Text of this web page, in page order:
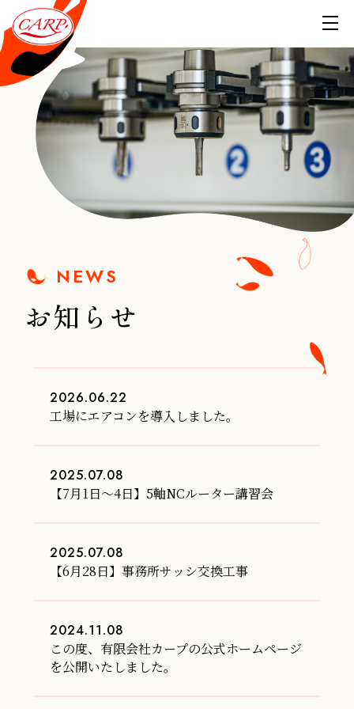
NEWS
お知らせ
2026.06.22
工場にエアコンを導入しました。
2025.07.08
【7月1日〜4日】5軸NCルーター講習会
2025.07.08
【6月28日】事務所サッシ交換工事
2024.11.08
この度、有限会社カープの公式ホームページ
を公開いたしました。